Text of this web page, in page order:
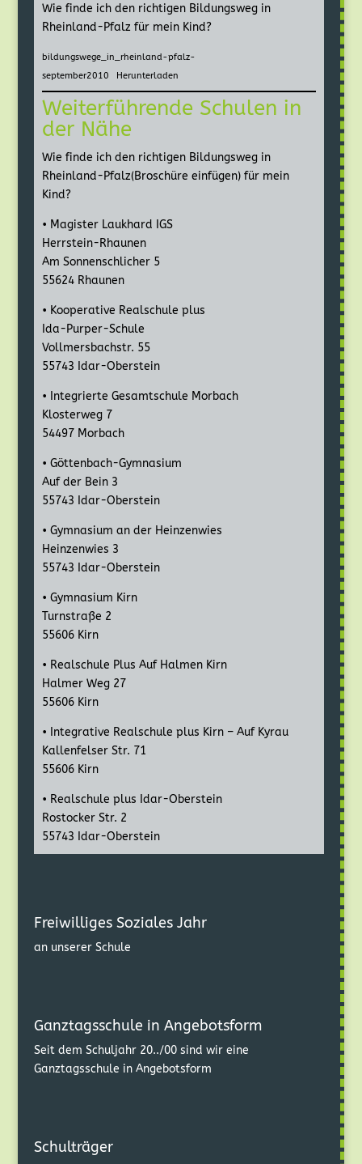
Wie finde ich den richtigen Bildungsweg in
Rheinland-Pfalz für mein Kind?
bildungswege_in_rheinland-pfalz-
september2010
Herunterladen
Weiterführende Schulen in
der Nähe
Wie finde ich den richtigen Bildungsweg in
Rheinland-Pfalz(Broschüre einfügen) für mein
Kind?
• Magister Laukhard IGS
Herrstein-Rhaunen
Am Sonnenschlicher 5
55624 Rhaunen
• Kooperative Realschule plus
Ida-Purper-Schule
Vollmersbachstr. 55
55743 Idar-Oberstein
• Integrierte Gesamtschule Morbach
Klosterweg 7
54497 Morbach
• Göttenbach-Gymnasium
Auf der Bein 3
55743 Idar-Oberstein
• Gymnasium an der Heinzenwies
Heinzenwies 3
55743 Idar-Oberstein
• Gymnasium Kirn
Turnstraße 2
55606 Kirn
• Realschule Plus Auf Halmen Kirn
Halmer Weg 27
55606 Kirn
• Integrative Realschule plus Kirn – Auf Kyrau
Kallenfelser Str. 71
55606 Kirn
• Realschule plus Idar-Oberstein
Rostocker Str. 2
55743 Idar-Oberstein
Freiwilliges Soziales Jahr
an unserer Schule
Ganztagsschule in Angebotsform
Seit dem Schuljahr 20../00 sind wir eine
Ganztagsschule in Angebotsform
Schulträger